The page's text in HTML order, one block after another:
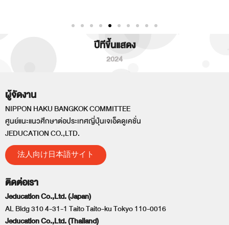
ปีทีขึ้นแสดง
2024
ผู้จัดงาน
NIPPON HAKU BANGKOK COMMITTEE
ศูนย์แนะแนวศึกษาต่อประเทศญี่ปุ่นเจเอ็ดดูเคชั่น
JEDUCATION CO.,LTD.
法人向け日本語サイト
ติดต่อเรา
Jeducation Co.,Ltd. (Japan)
AL Bldg 310 4-31-1 Taito Taito-ku Tokyo 110-0016
Jeducation Co.,Ltd. (Thailand)